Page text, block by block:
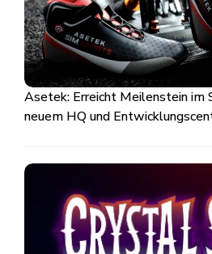
Asetek: Erreicht Meilenstein im
neuem HQ und